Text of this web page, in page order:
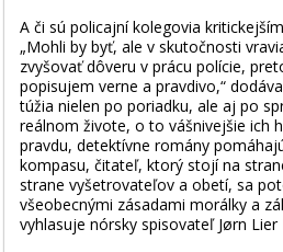
A či sú policajní kolegovia
„Mohli by byť, ale v skutočnosti
zvyšovať dôveru v prácu polície,
popisujem verne a pravdivo,“
túžia nielen po poriadku, ale aj po
reálnom živote, o to vášnivejšie ich
pravdu, detektívne romány
kompasu, čitateľ, ktorý stojí na
strane vyšetrovateľov a obetí, sa
všeobecnými zásadami morálky a
vyhlasuje nórsky spisovateľ Jørn Lier